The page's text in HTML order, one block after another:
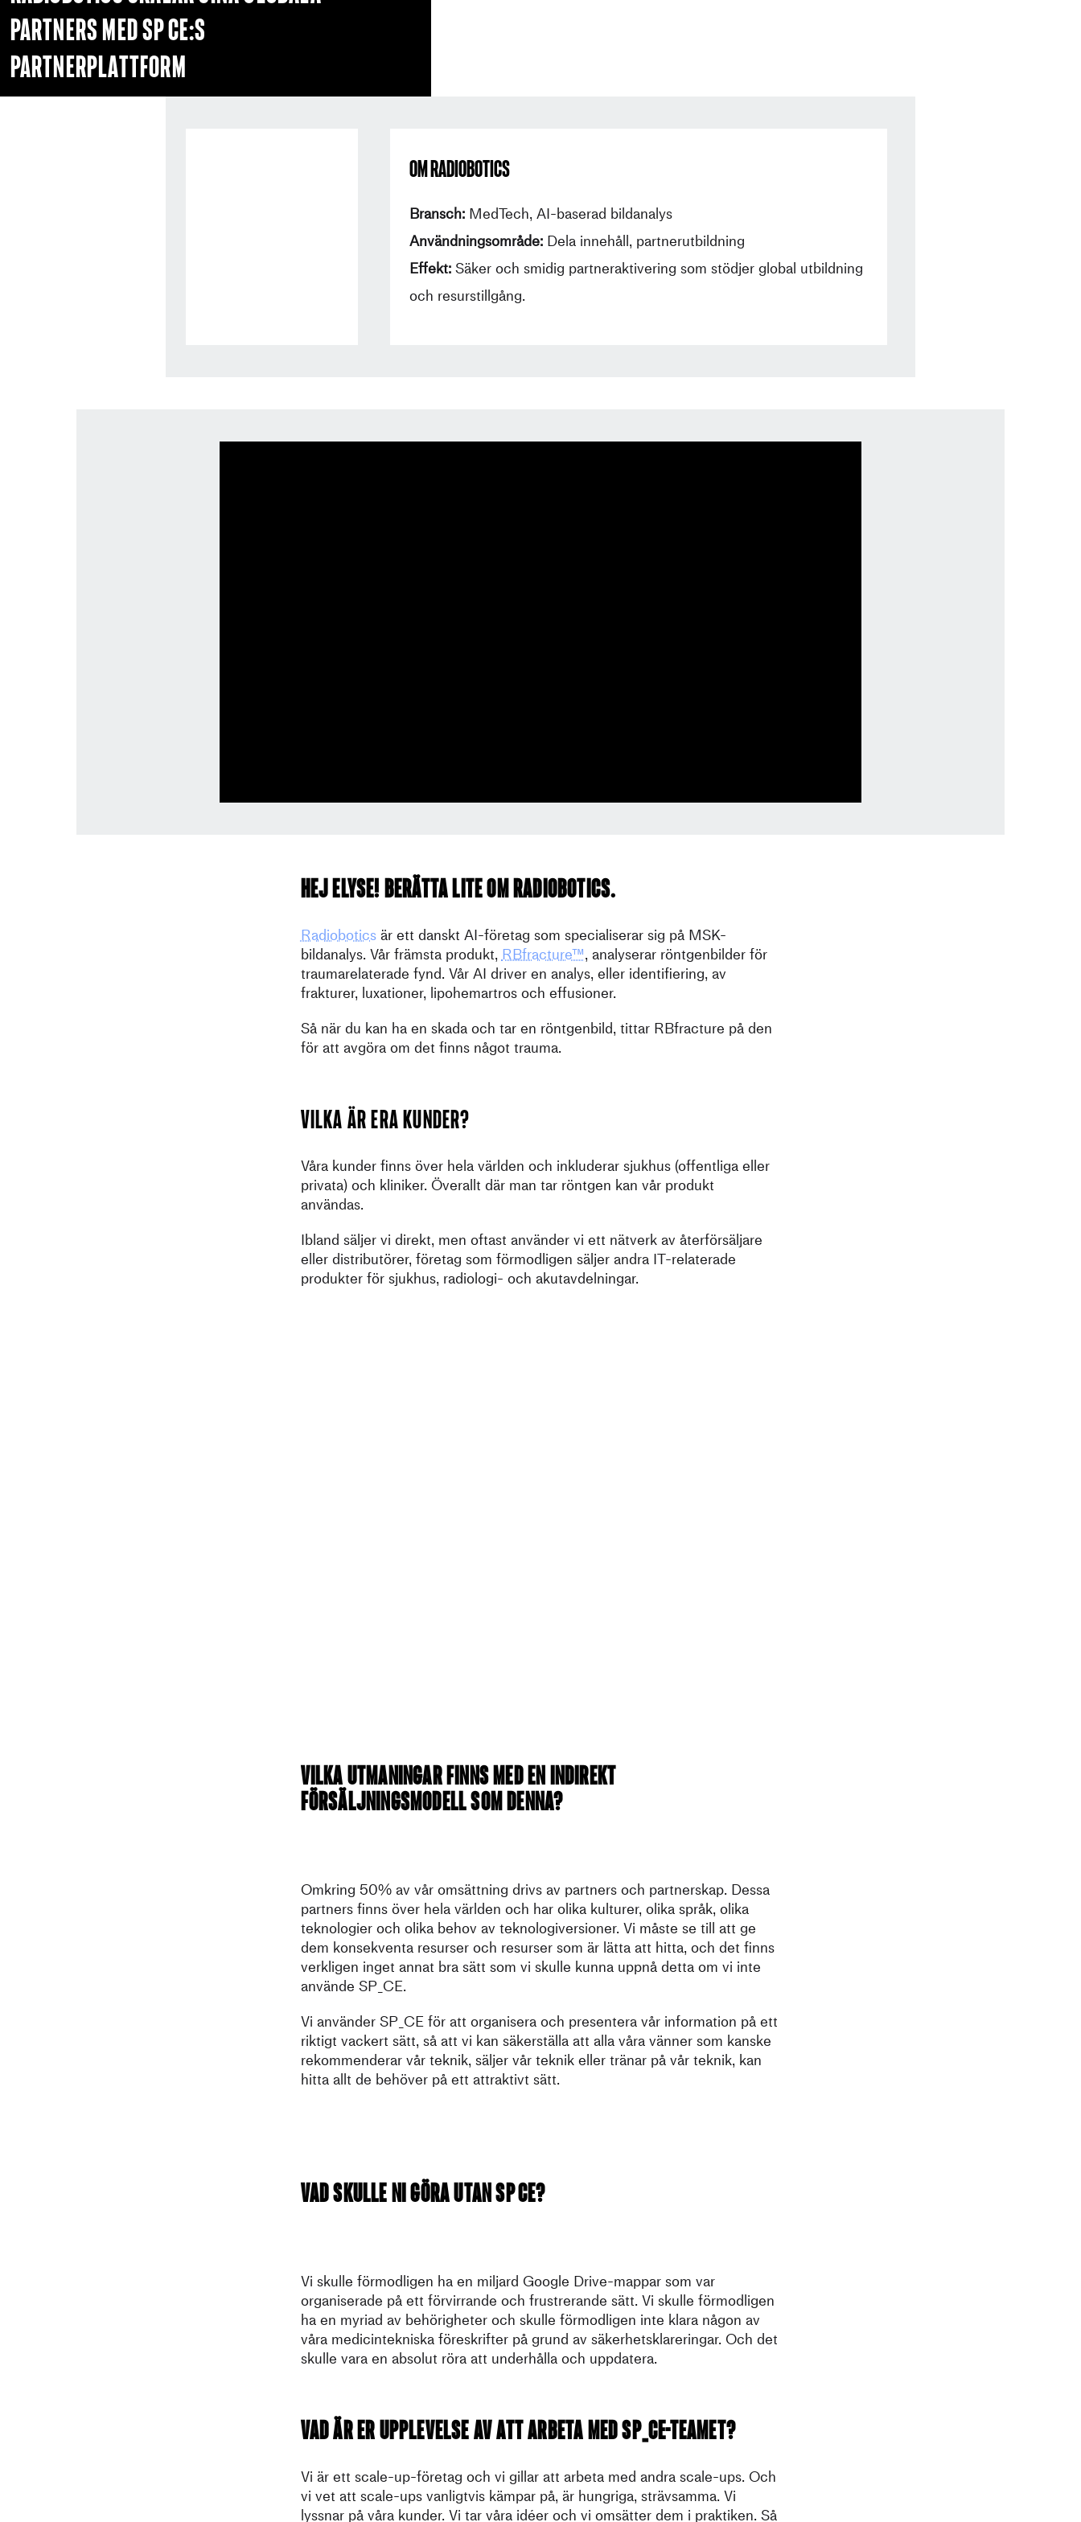
partners medSP CE:s
partnerplattform
Om Radiobotics
Bransch: MedTech, AI-baserad bildanalys
Användningsområde: Dela innehåll, partnerutbildning
Effekt:Säker och smidig partneraktivering som stödjer global utbildning
och resurstillgång.
Hej Elyse! Berätta lite om Radiobotics.
Radioboticsär ett danskt AI-företag som specialiserar sig på MSK-
bildanalys. Vår främsta produkt,RBfracture™, analyserar röntgenbilder för
traumarelaterade fynd. Vår AI driver en analys, eller identifiering, av
frakturer, luxationer, lipohemartros och effusioner.
Så när du kan ha en skada och tar en röntgenbild, tittar RBfracture på den
för att avgöra om det finns något trauma.
Vilka är era kunder?
Våra kunder finns över hela världen och inkluderar sjukhus (offentliga eller
privata) och kliniker. Överallt där man tar röntgen kan vår produkt
användas.
Ibland säljer vi direkt, men oftast använder vi ett nätverk av återförsäljare
eller distributörer, företag som förmodligen säljer andra IT-relaterade
produkter för sjukhus, radiologi- och akutavdelningar.
Vilka utmaningar finns med en indirekt
försäljningsmodell som denna?
Omkring 50% av vår omsättning drivs av partners och partnerskap. Dessa
partners finns över hela världen och har olika kulturer, olika språk, olika
teknologier och olika behov av teknologiversioner. Vi måste se till att ge
dem konsekventa resurser och resurser som är lätta att hitta, och det finns
verkligen inget annat bra sätt som vi skulle kunna uppnå detta om vi inte
använde SP_CE.
Vi använder SP_CE för att organisera och presentera vår information på ett
riktigt vackert sätt, så att vi kan säkerställa att alla våra vänner som kanske
rekommenderar vår teknik, säljer vår teknik eller tränar på vår teknik, kan
hitta allt de behöver på ett attraktivt sätt.
Vad skulle ni göra utan SP CE?
Vi skulle förmodligen ha en miljard Google Drive-mappar som var
organiserade på ett förvirrande och frustrerande sätt. Vi skulle förmodligen
ha en myriad av behörigheter och skulle förmodligen inte klara någon av
våra medicintekniska föreskrifter på grund av säkerhetsklareringar. Och det
skulle vara en absolut röra att underhålla och uppdatera.
Vad är er upplevelse av att arbeta med SP_CE-teamet?
Vi är ett scale-up-företag och vi gillar att arbeta med andra scale-ups. Och
vi vet att scale-ups vanligtvis kämpar på, är hungriga, strävsamma. Vi
lyssnar på våra kunder. Vi tar våra idéer och vi omsätter dem i praktiken. Så